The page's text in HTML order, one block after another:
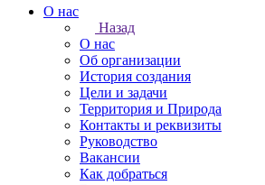
О нас
Назад
О нас
Об организации
История создания
Цели и задачи
Территория и Природа
Контакты и реквизиты
Руководство
Вакансии
Как добраться